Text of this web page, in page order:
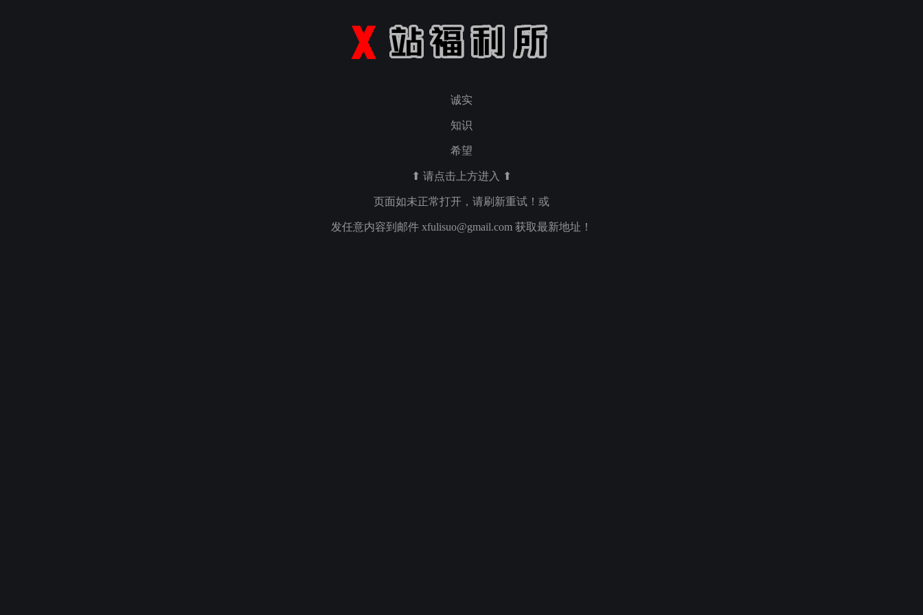
诚实
知识
希望
⬆ 请点击上方进入 ⬆
页面如未正常打开，请刷新重试！或
发任意内容到邮件 xfulisuo@gmail.com 获取最新地址！